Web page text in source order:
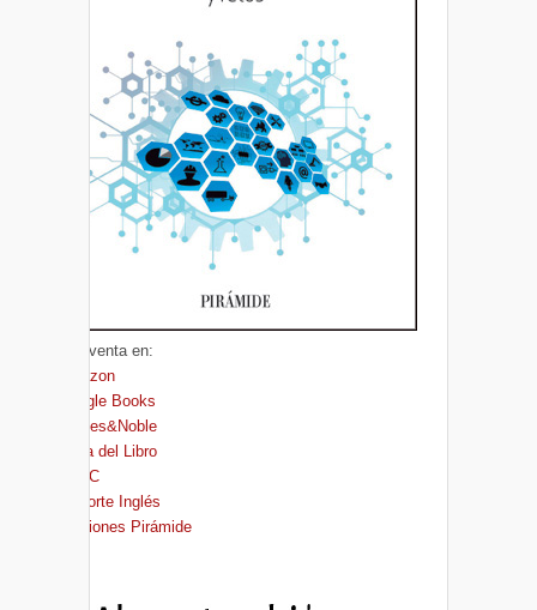
A la venta en:
Amazon
Google Books
Barnes&Noble
Casa del Libro
FNAC
El Corte Inglés
Ediciones Pirámide